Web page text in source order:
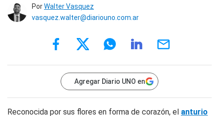
PorWalter Vasquez
vasquez.walter@diariouno.com.ar
Agregar Diario UNO en
Reconocida por sus flores en forma de corazón, el anturio